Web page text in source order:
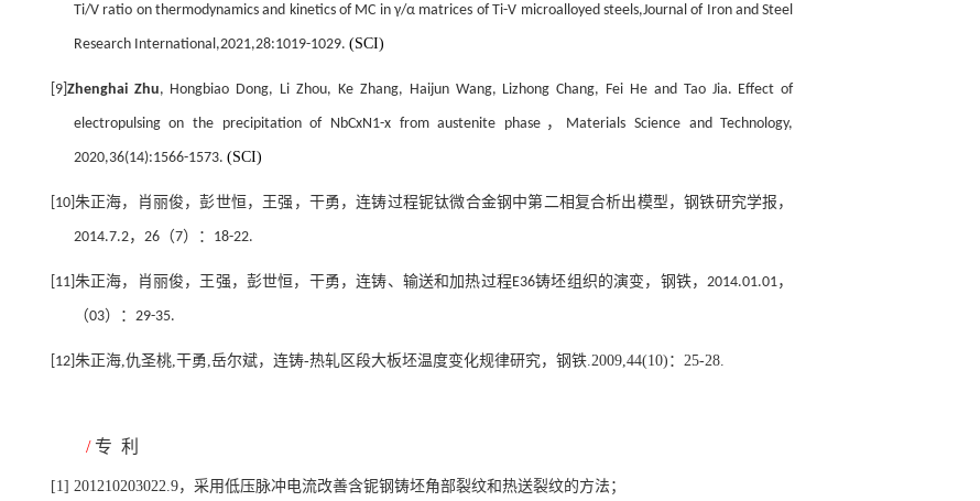
Ti/V ratio on thermodynamics and kinetics of MC in γ/α matrices of Ti-V microalloyed steels,Journal of Iron and Steel
Research International,2021,28:1019-1029. (SCI)
[9] Zhenghai Zhu, Hongbiao Dong, Li Zhou, Ke Zhang, Haijun Wang, Lizhong Chang, Fei He and Tao Jia. Effect of
electropulsing on the precipitation of NbCxN1-x from austenite phase ， Materials Science and Technology,
2020,36(14):1566-1573. (SCI)
[10] 朱正海，肖丽俊，彭世恒，王强，干勇，连铸过程铌钛微合金钢中第二相复合析出模型，钢铁研究学报，
2014.7.2， 26（7） ： 18-22.
[11] 朱正海，肖丽俊，王强，彭世恒，干勇，连铸、输送和加热过程E36铸坯组织的演变，钢铁，2014.01.01，
（03） ： 29-35.
[12] 朱正海,仇圣桃,干勇,岳尔斌， 连铸-热轧区段大板坯温度变化规律研究， 钢铁.2009,44(10) ： 25-28.
/ 专 利
[1] 201210203022.9，采用低压脉冲电流改善含铌钢铸坯角部裂纹和热送裂纹的方法；